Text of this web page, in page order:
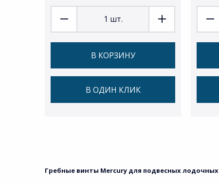
1 шт.
В КОРЗИНУ
В ОДИН КЛИК
Гребные винты Mercury для подвесных